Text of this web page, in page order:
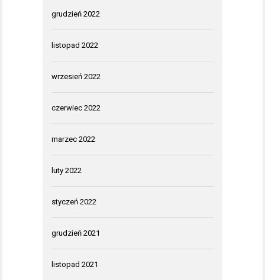
grudzień 2022
listopad 2022
wrzesień 2022
czerwiec 2022
marzec 2022
luty 2022
styczeń 2022
grudzień 2021
listopad 2021